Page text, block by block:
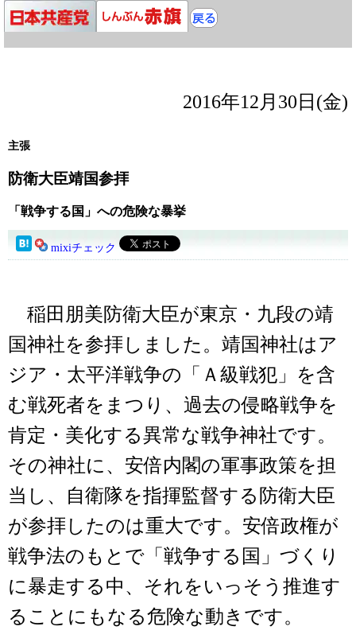
2016年12月30日(金)
主張
防衛大臣靖国参拝
「戦争する国」への危険な暴挙
mixiチェック
稲田朋美防衛大臣が東京・九段の靖
国神社を参拝しました。靖国神社はア
ジア・太平洋戦争の「Ａ級戦犯」を含
む戦死者をまつり、過去の侵略戦争を
肯定・美化する異常な戦争神社です。
その神社に、安倍内閣の軍事政策を担
当し、自衛隊を指揮監督する防衛大臣
が参拝したのは重大です。安倍政権が
戦争法のもとで「戦争する国」づくり
に暴走する中、それをいっそう推進す
ることにもなる危険な動きです。